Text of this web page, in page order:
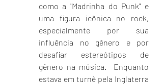
como a "Madrinha do Punk" e
uma figura icônica no rock,
especialmente por sua
influência no gênero e por
desafiar estereótipos de
gênero na música.  Enquanto
estava em turnê pela Inglaterra